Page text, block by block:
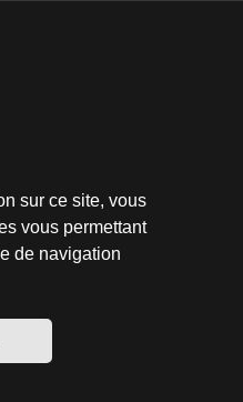
sur ce site, vous
vous permettant
de navigation
Software © phpBB Limited